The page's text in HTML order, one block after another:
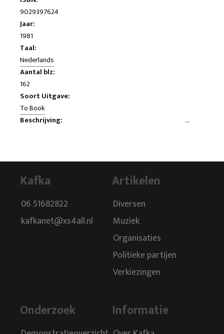
9029397624
Jaar:
1981
Taal:
Nederlands
Aantal blz:
162
Soort Uitgave:
To Book
Beschrijving:
Kafka
06 51682822
kafkanet@xs4all.nl
Artikelen
Diversen
Muziek
Organisaties
Politieke partijen
Verkiezingen
Onderzoek Informatie